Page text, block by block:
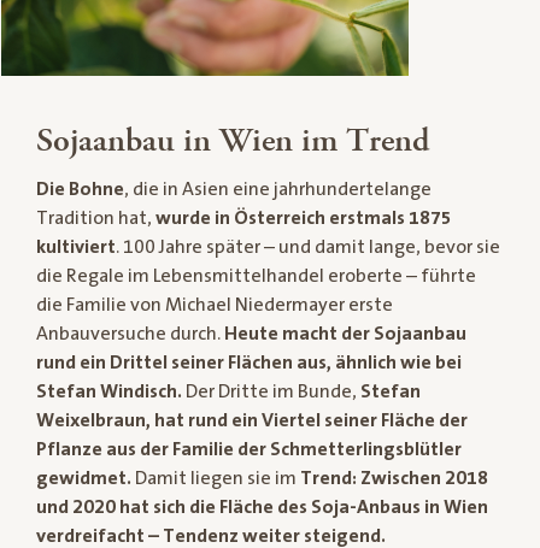
Sojaanbau in Wien im Trend
Die Bohne, die in Asien eine jahrhundertelange
Tradition hat, wurde in Österreich erstmals 1875
kultiviert. 100 Jahre später – und damit lange, bevor sie
die Regale im Lebensmittelhandel eroberte – führte
die Familie von Michael Niedermayer erste
Anbauversuche durch. Heute macht der Sojaanbau
rund ein Drittel seiner Flächen aus, ähnlich wie bei
Stefan Windisch. Der Dritte im Bunde, Stefan
Weixelbraun, hat rund ein Viertel seiner Fläche der
Pflanze aus der Familie der Schmetterlingsblütler
gewidmet. Damit liegen sie im Trend: Zwischen 2018
und 2020 hat sich die Fläche des Soja-Anbaus in Wien
verdreifacht – Tendenz weiter steigend.